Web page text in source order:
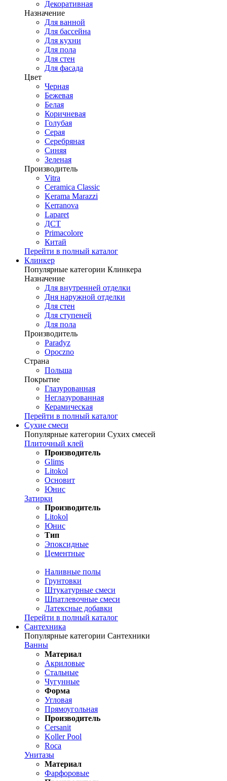
Декоративная
Назначение
Для ванной
Для бассейна
Для кухни
Для пола
Для стен
Для фасада
Цвет
Черная
Бежевая
Белая
Коричневая
Голубая
Серая
Серебряная
Синяя
Зеленая
Производитель
Vitra
Ceramica Classic
Kerama Marazzi
Kerranova
Laparet
ДСТ
Primacolore
Китай
Перейти в полный каталог
Клинкер
Популярные категории Клинкера
Назначение
Для внутренней отделки
Дня наружной отделки
Для стен
Для ступеней
Для пола
Производитель
Paradyz
Opoczno
Страна
Польша
Покрытие
Глазурованная
Неглазурованная
Керамическая
Перейти в полный каталог
Сухие смеси
Популярные категории Сухих смесей
Плиточный клей
Производитель
Glims
Litokol
Основит
Юнис
Затирки
Производитель
Litokol
Юнис
Тип
Эпоксидные
Цементные
Наливные полы
Грунтовки
Штукатурные смеси
Шпатлевочные смеси
Латексные добавки
Перейти в полный каталог
Сантехника
Популярные категории Сантехники
Ванны
Материал
Акриловые
Стальные
Чугунные
Форма
Угловая
Прямоугольная
Производитель
Cersanit
Koller Pool
Roca
Унитазы
Материал
Фарфоровые